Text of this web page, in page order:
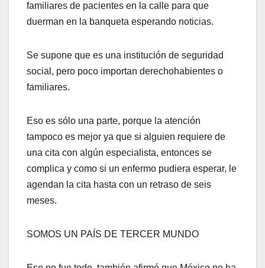
familiares de pacientes en la calle para que
duerman en la banqueta esperando noticias.
Se supone que es una institución de seguridad
social, pero poco importan derechohabientes o
familiares.
Eso es sólo una parte, porque la atención
tampoco es mejor ya que si alguien requiere de
una cita con algún especialista, entonces se
complica y como si un enfermo pudiera esperar, le
agendan la cita hasta con un retraso de seis
meses.
SOMOS UN PAÍS DE TERCER MUNDO